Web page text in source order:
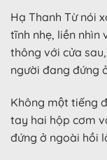
Hạ Thanh Từ nói
tĩnh nhẹ, liền nhìn
thông với cửa
người đang đứng
Không một tiếng
tay hai hộp cơm
đứng ở ngoài hồi